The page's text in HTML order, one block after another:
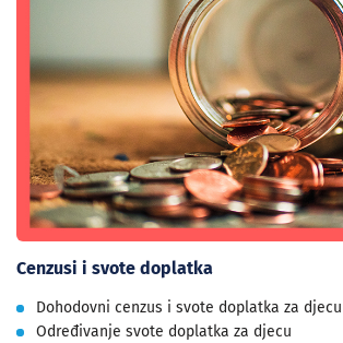
Cenzusi i svote doplatka
Dohodovni cenzus i svote doplatka za djecu
Određivanje svote doplatka za djecu